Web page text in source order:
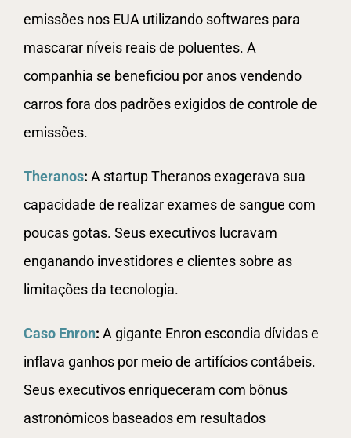
emissões nos EUA utilizando softwares para
mascarar níveis reais de poluentes. A
companhia se beneficiou por anos vendendo
carros fora dos padrões exigidos de controle de
emissões.
Theranos: A startup Theranos exagerava sua
capacidade de realizar exames de sangue com
poucas gotas. Seus executivos lucravam
enganando investidores e clientes sobre as
limitações da tecnologia.
Caso Enron: A gigante Enron escondia dívidas e
inflava ganhos por meio de artifícios contábeis.
Seus executivos enriqueceram com bônus
astronômicos baseados em resultados